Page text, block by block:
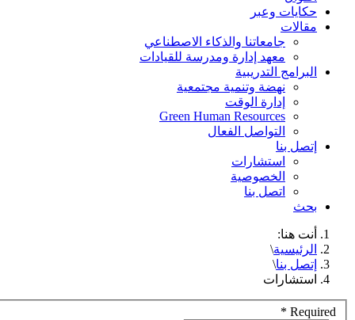
حكايات وعبر
مقالات
جامعاتنا والذكاء الاصطناعي
معهد إدارة ومدرسة للقيادات
البرامج التدريبية
نهضة وتنمية مجتمعية
إدارة الوقت
Green Human Resources
التواصل الفعال
إتصل بنا
استشارات
الخصوصية
اتصل بنا
بحث
أنت هنا:
الرئيسية\
إتصل بنا\
استشارات
Required *